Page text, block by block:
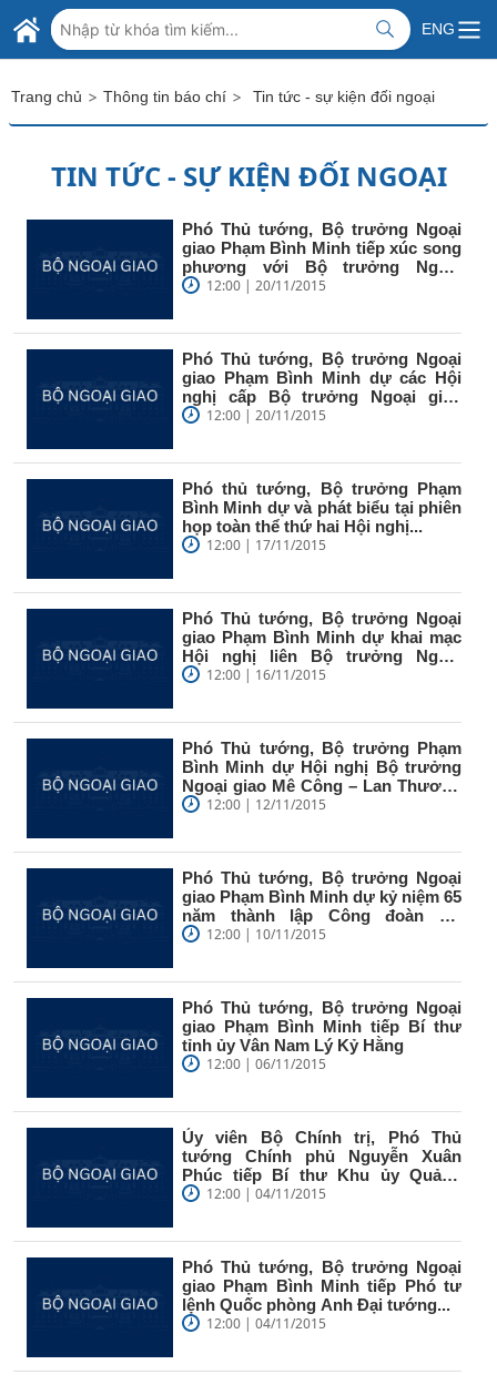
Skip to Main Content
BỘ NGOẠI GIAO VIỆT NAM
MINISTRY OF FOREIGN AFFAIRS
ENG
Trang chủ > Thông tin báo chí > Tin tức - sự kiện đối ngoại
TIN TỨC - SỰ KIỆN ĐỐI NGOẠI
Phó Thủ tướng, Bộ trưởng Ngoại
giao Phạm Bình Minh tiếp xúc song
phương với Bộ trưởng Ngoại
giao...12:00 | 20/11/2015
Phó Thủ tướng, Bộ trưởng Ngoại
giao Phạm Bình Minh dự các Hội
nghị cấp Bộ trưởng Ngoại giao
chuẩn...
12:00 | 20/11/2015
Phó thủ tướng, Bộ trưởng Phạm
Bình Minh dự và phát biểu tại phiên
họp toàn thể thứ hai Hội nghị...
12:00 | 17/11/2015
Phó Thủ tướng, Bộ trưởng Ngoại
giao Phạm Bình Minh dự khai mạc
Hội nghị liên Bộ trưởng Ngoại
giao...12:00 | 16/11/2015
Phó Thủ tướng, Bộ trưởng Phạm
Bình Minh dự Hội nghị Bộ trưởng
Ngoại giao Mê Công – Lan Thương
lần...12:00 | 12/11/2015
Phó Thủ tướng, Bộ trưởng Ngoại
giao Phạm Bình Minh dự kỷ niệm 65
năm thành lập Công đoàn Bộ
Ngoại...
12:00 | 10/11/2015
Phó Thủ tướng, Bộ trưởng Ngoại
giao Phạm Bình Minh tiếp Bí thư
tỉnh ủy Vân Nam Lý Kỷ Hằng
12:00 | 06/11/2015
Ủy viên Bộ Chính trị, Phó Thủ
tướng Chính phủ Nguyễn Xuân
Phúc tiếp Bí thư Khu ủy Quảng
Tây,...12:00 | 04/11/2015
Phó Thủ tướng, Bộ trưởng Ngoại
giao Phạm Bình Minh tiếp Phó tư
lệnh Quốc phòng Anh Đại tướng...
12:00 | 04/11/2015